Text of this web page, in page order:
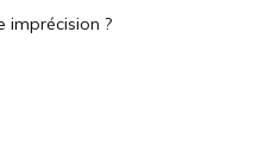
imprécision ?